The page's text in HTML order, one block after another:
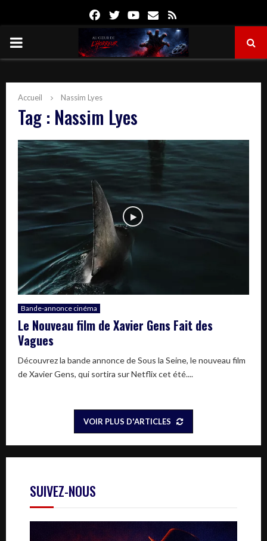
FacebookTwitterYoutube
Email
PRIMARY
Accueil Nassim Lyes
Tag : Nassim Lyes
Bande-annonce cinéma
Le Nouveau film de Xavier Gens Fait des
Vagues
Découvrez la bande annonce de Sous la Seine, le nouveau film
de Xavier Gens, qui sortira sur Netflix cet été....
VOIR PLUS D'ARTICLES
SUIVEZ-NOUS